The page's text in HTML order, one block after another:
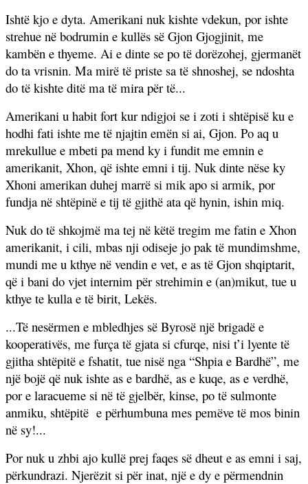
Ishtë kjo e dyta. Amerikani nuk kishte vdekun, por ishte
strehue në bodrumin e kullës së Gjon Gjogjinit, me
kambën e thyeme. Ai e dinte se po të dorëzohej, gjermanët
do ta vrisnin. Ma mirë të priste sa të shnoshej, se ndoshta
do të kishte ditë ma të mira për të...
Amerikani u habit fort kur ndigjoi se i zoti i shtëpisë ku e
hodhi fati ishte me të njajtin emën si ai, Gjon. Po aq u
mrekullue e mbeti pa mend ky i fundit me emnin e
amerikanit, Xhon, që ishte emni i tij. Nuk dinte nëse ky
Xhoni amerikan duhej marrë si mik apo si armik, por
fundja në shtëpinë e tij të gjithë ata që hynin, ishin miq.
Nuk do të shkojmë ma tej në këtë tregim me fatin e Xhon
amerikanit, i cili, mbas nji odiseje jo pak të mundimshme,
mundi me u kthye në vendin e vet, e as të Gjon shqiptarit,
që i bani do vjet internim për strehimin e (an)mikut, tue u
kthye te kulla e të birit, Lekës.
...Të nesërmen e mbledhjes së Byrosë një brigadë e
kooperativës, me furça të gjata si cfurqe, nisi t’i lyente të
gjitha shtëpitë e fshatit, tue nisë nga “Shpia e Bardhë”, me
një bojë që nuk ishte as e bardhë, as e kuqe, as e verdhë,
por e laracueme si në të gjelbër, kinse, po të sulmonte
anmiku, shtëpitë e përhumbuna mes pemëve të mos binin
në sy!...
Por nuk u zhbi ajo kullë prej faqes së dheut e as emni i saj,
përkundrazi. Njerëzit si për inat, një e dy e përmendnin